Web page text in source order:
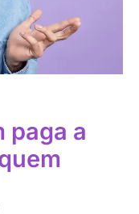
paga a